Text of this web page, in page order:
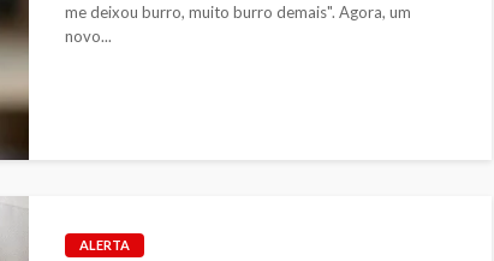
me deixou burro, muito burro demais". Agora, um
novo...
ALERTA